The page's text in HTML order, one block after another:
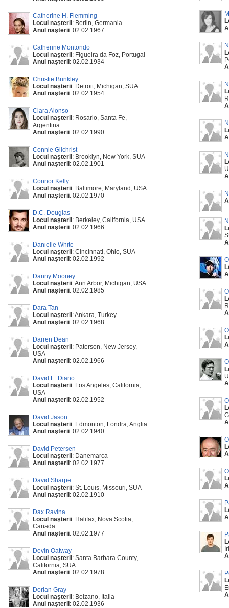
Catherine H. Flemming
Locul naşterii: Berlin, Germania
Anul naşterii: 02.02.1967
Catherine Montondo
Locul naşterii: Figueira da Foz, Portugal
Anul naşterii: 02.02.1934
Christie Brinkley
Locul naşterii: Detroit, Michigan, SUA
Anul naşterii: 02.02.1954
Clara Alonso
Locul naşterii: Rosario, Santa Fe,
Argentina
Anul naşterii: 02.02.1990
Connie Gilchrist
Locul naşterii: Brooklyn, New York, SUA
Anul naşterii: 02.02.1901
Connor Kelly
Locul naşterii: Baltimore, Maryland, USA
Anul naşterii: 02.02.1970
D.C. Douglas
Locul naşterii: Berkeley, California, USA
Anul naşterii: 02.02.1966
Danielle White
Locul naşterii: Cincinnati, Ohio, SUA
Anul naşterii: 02.02.1992
Danny Mooney
Locul naşterii: Ann Arbor, Michigan, USA
Anul naşterii: 02.02.1985
Dara Tan
Locul naşterii: Ankara, Turkey
Anul naşterii: 02.02.1968
Darren Dean
Locul naşterii: Paterson, New Jersey,
USA
Anul naşterii: 02.02.1966
David E. Diano
Locul naşterii: Los Angeles, California,
USA
Anul naşterii: 02.02.1952
David Jason
Locul naşterii: Edmonton, Londra, Anglia
Anul naşterii: 02.02.1940
David Petersen
Locul naşterii: Danemarca
Anul naşterii: 02.02.1977
David Sharpe
Locul naşterii: St. Louis, Missouri, SUA
Anul naşterii: 02.02.1910
Dax Ravina
Locul naşterii: Halifax, Nova Scotia,
Canada
Anul naşterii: 02.02.1977
Devin Oatway
Locul naşterii: Santa Barbara County,
California, SUA
Anul naşterii: 02.02.1978
Dorian Gray
Locul naşterii: Bolzano, Italia
Anul naşterii: 02.02.1936